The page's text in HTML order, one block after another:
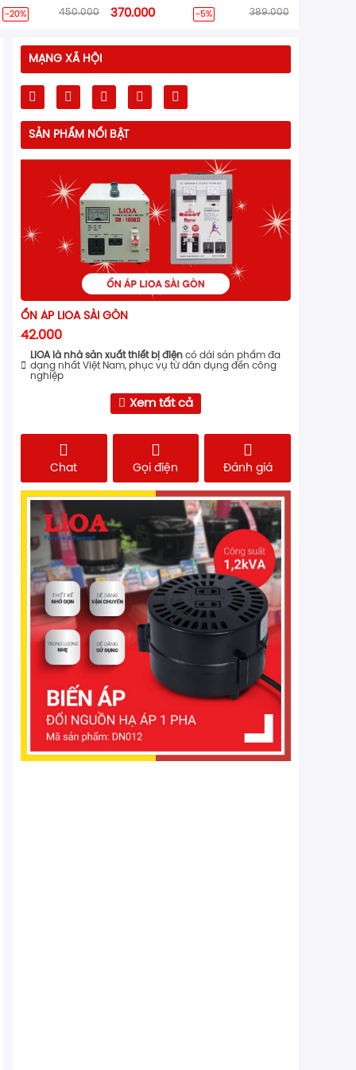
-20% 450.000 370.000 -5% 389.000
MẠNG XÃ HỘI
SẢN PHẨM NỔI BẬT
ỔN ÁP LIOA SÀI GÒN
42.000
LiOA là nhà sản xuất thiết bị điện có dải sản phẩm đa
dạng nhất Việt Nam, phục vụ từ dân dụng đến công
nghiệp
Xem tất cả
Chat Gọi điện Đánh giá